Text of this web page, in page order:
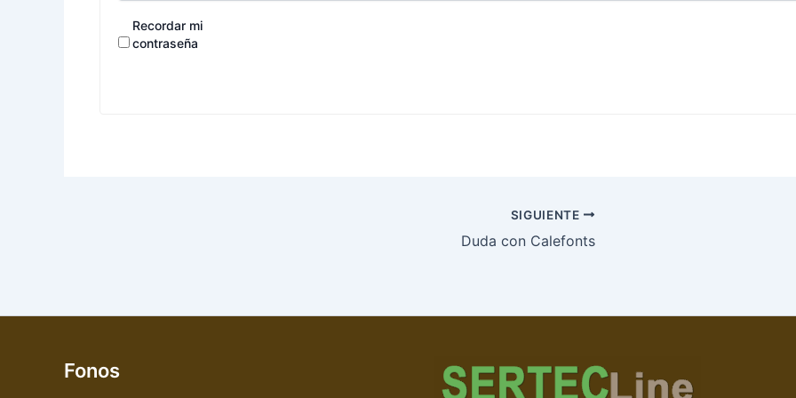
Recordar mi
contraseña
SIGUIENTE
Duda con Calefonts
Fonos